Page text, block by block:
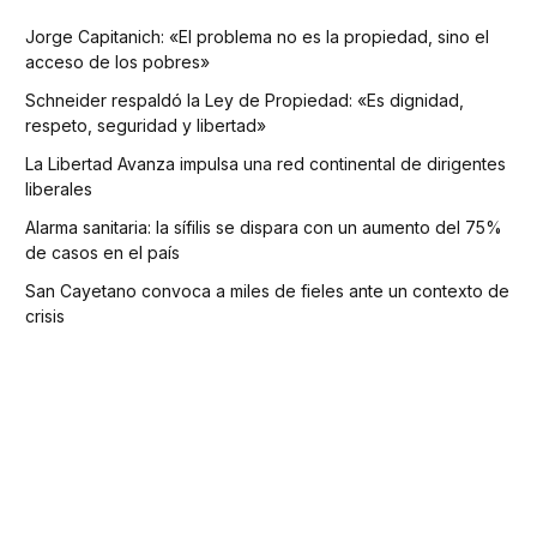
Jorge Capitanich: «El problema no es la propiedad, sino el
acceso de los pobres»
Schneider respaldó la Ley de Propiedad: «Es dignidad,
respeto, seguridad y libertad»
La Libertad Avanza impulsa una red continental de dirigentes
liberales
Alarma sanitaria: la sífilis se dispara con un aumento del 75%
de casos en el país
San Cayetano convoca a miles de fieles ante un contexto de
crisis